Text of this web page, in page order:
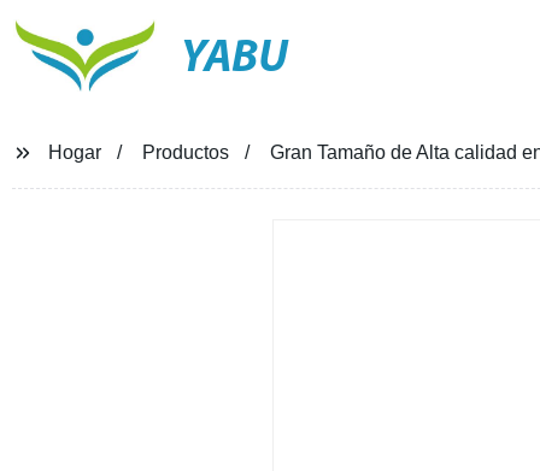
YABU
Hogar Productos Gran Tamaño de Alta calidad